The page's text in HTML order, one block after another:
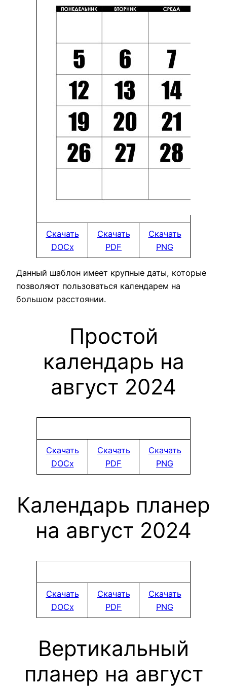
Скачать
DOCx
Скачать
PDF
Скачать
PNG
Данный шаблон имеет крупные даты, которые
позволяют пользоваться календарем на
большом расстоянии.
Простой
календарь на
август 2024
Скачать
DOCx
Скачать
PDF
Скачать
PNG
Календарь планер
на август 2024
Скачать
DOCx
Скачать
PDF
Скачать
PNG
Вертикальный
планер на август